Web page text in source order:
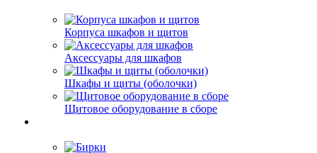
Корпуса шкафов и щитов
Аксессуары для шкафов
Шкафы и щиты (оболочки)
Щитовое оборудование в сборе